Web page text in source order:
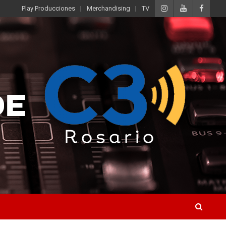
Play Producciones Merchandising TV